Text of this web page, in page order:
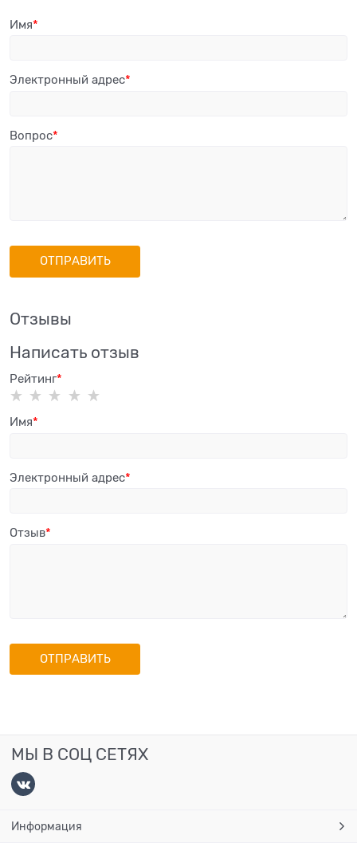
Имя
Электронный адрес
Вопрос
Отзывы
Написать отзыв
Рейтинг
Имя
Электронный адрес
Отзыв
МЫ В СОЦ СЕТЯХ
Информация